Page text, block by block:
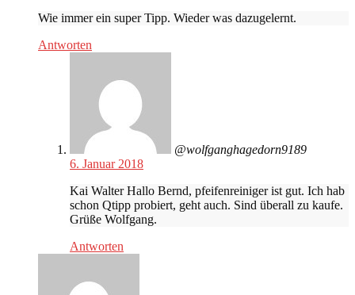
Wie immer ein super Tipp. Wieder was dazugelernt.
Antworten
@wolfganghagedorn9189
6. Januar 2018
Kai Walter Hallo Bernd, pfeifenreiniger ist gut. Ich hab
schon Qtipp probiert, geht auch. Sind überall zu kaufe.
Grüße Wolfgang.
Antworten